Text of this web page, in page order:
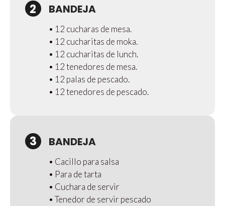
2 BANDEJA
• 12 cucharas de mesa.
• 12 cucharitas de moka.
• 12 cucharitas de lunch.
• 12 tenedores de mesa.
• 12 palas de pescado.
• 12 tenedores de pescado.
3 BANDEJA
• Cacillo para salsa
• Para de tarta
• Cuchara de servir
• Tenedor de servir pescado